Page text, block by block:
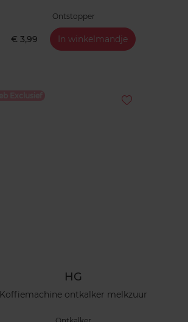
Ontstopper
€ 3,99 In winkelmandje
HG
Koffiemachine ontkalker melkzuur